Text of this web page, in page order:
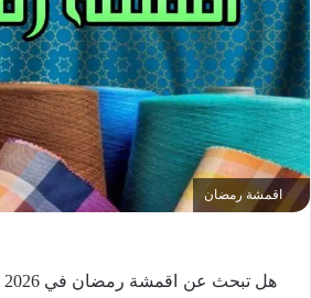
اقمشة رمضان